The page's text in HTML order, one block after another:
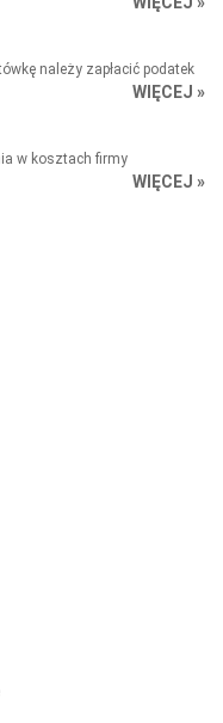
należy zapłacić podatek
WIĘCEJ »
w kosztach firmy
WIĘCEJ »